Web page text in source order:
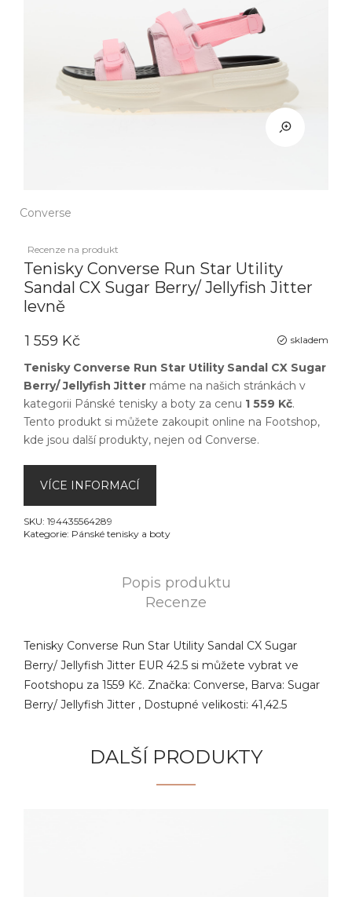
Converse
Recenze na produkt
Tenisky Converse Run Star Utility
Sandal CX Sugar Berry/ Jellyfish Jitter
levně
skladem
1 559 Kč
Tenisky Converse Run Star Utility Sandal CX Sugar
Berry/ Jellyfish Jitter máme na našich stránkách v
kategorii Pánské tenisky a boty za cenu 1 559 Kč.
Tento produkt si můžete zakoupit online na Footshop,
kde jsou další produkty, nejen od Converse.
VÍCE INFORMACÍ
SKU: 194435564289
Kategorie: Pánské tenisky a boty
Popis produktu
Recenze
Tenisky Converse Run Star Utility Sandal CX Sugar
Berry/ Jellyfish Jitter EUR 42.5 si můžete vybrat ve
Footshopu za 1559 Kč. Značka: Converse, Barva: Sugar
Berry/ Jellyfish Jitter , Dostupné velikosti: 41,42.5
DALŠÍ PRODUKTY